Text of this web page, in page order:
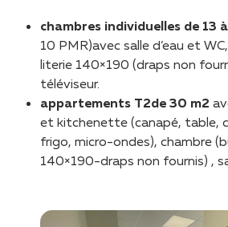
chambres individuelles de 13
10 PMR)avec salle d’eau et
literie 140×190 (draps non
téléviseur.
appartements T2de 30 m2
et kitchenette (canapé, table,
frigo, micro-ondes), chambre
140×190-draps non fournis) ,